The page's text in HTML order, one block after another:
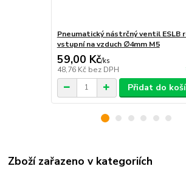
Pneumatický nástrčný ventil ESLB
vstupní na vzduch ∅4mm M5
59,00 Kč/ks
48,76 Kč bez DPH
Přidat do
Zboží zařazeno v kategoriích